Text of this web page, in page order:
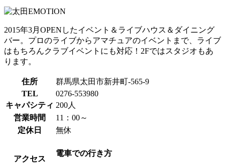
2015年3月OPENしたイベント＆ライブハウス＆ダイニング
バー。プロのライブからアマチュアのイベントまで、ライブ
はもちろんクラブイベントにも対応！2Fではスタジオもあ
ります。
住所
群馬県太田市新井町-565-9
TEL
0276-553980
キャパシティ 200人
営業時間
11：00～
定休日
無休
アクセス
電車での行き方